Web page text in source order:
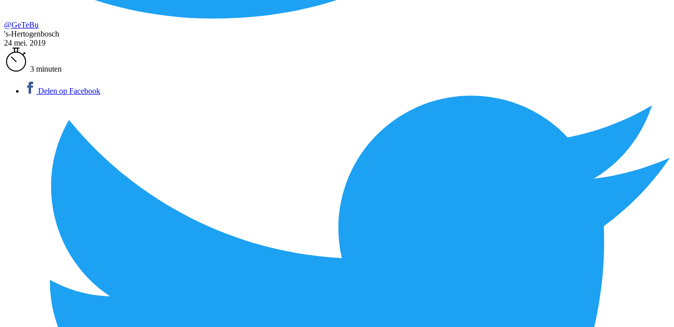
@GeTeBu
's-Hertogenbosch
24 mei. 2019
3 minuten
Delen op Facebook